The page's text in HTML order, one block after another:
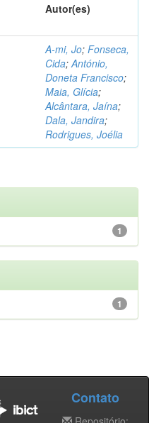
Autor(es)
A-mi, Jo; Fonseca,
Cida;António,
Doneta Francisco;
Maia, Glícia;
Alcântara, Jaína;
Dala, Jandira;
Rodrigues, Joélia
1
1
Contato